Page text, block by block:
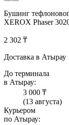
Бушинг
XEROX Phaser
2 302 ₸
Доставка в Атырау
До терминала
в Атырау:
3 000 ₸
(13 августа)
Курьером
по Атырау: